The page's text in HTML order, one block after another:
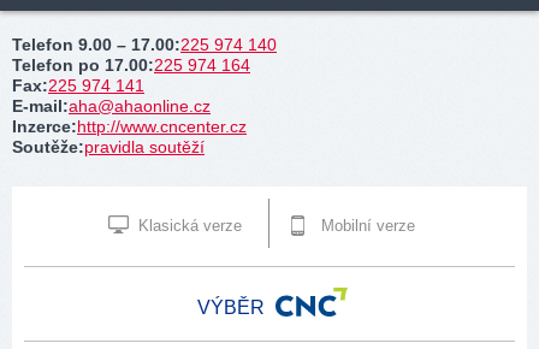
Telefon 9.00 – 17.00:225 974 140
Telefon po 17.00:225 974 164
Fax:225 974 141
E-mail:aha@ahaonline.cz
Inzerce:http://www.cncenter.cz
Soutěže:pravidla soutěží
Klasická verze Mobilní verze
VÝBĚR